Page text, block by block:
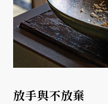
放手與不放棄